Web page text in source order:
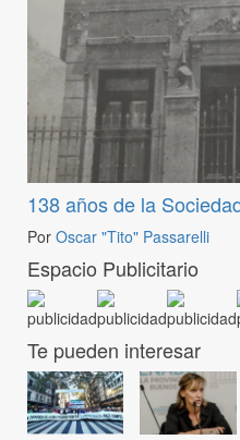
138 años de la
Por Oscar "Tito" Passarelli
Espacio Publicitario
Te pueden interesar